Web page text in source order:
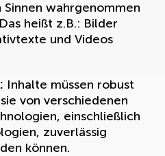
Sinnen wahrgenommen
heißt z.B.: Bilder
und Videos
Inhalte müssen robust
von verschiedenen
einschließlich
zuverlässig
können.